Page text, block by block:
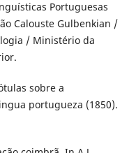
Portuguesas
Calouste Gulbenkian /
/ Ministério da
sobre a
portugueza (1850).